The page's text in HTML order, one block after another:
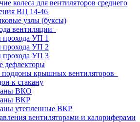
колеса для вентиляторов среднего
ВЦ 14-46
узлы (буксы)
вентиляции
прохода УП 1
прохода УП 2
прохода УП 3
дефлекторы
крышных вентиляторов
к стакану
ВКО
ВКР
утепленные ВКР
вентиляторами и калориферами